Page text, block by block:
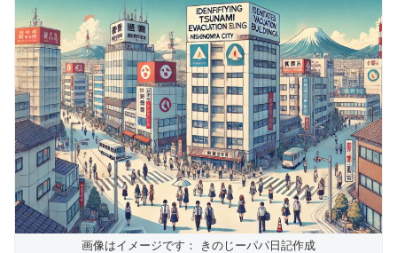
画像はイメージです： きのじーパパ日記作成